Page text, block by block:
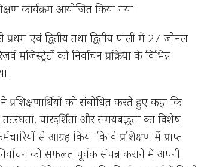
कार्यक्रम आयोजित किया गया।
एवं द्वितीय तथा द्वितीय पाली में 27 जोनल
मजिस्ट्रेटों को निर्वाचन प्रक्रिया के विभिन्न
प्रशिक्षणार्थियों को संबोधित करते हुए कहा कि
पारदर्शिता और समयबद्धता का विशेष
से आग्रह किया कि वे प्रशिक्षण में प्राप्त
को सफलतापूर्वक संपन्न कराने में अपनी